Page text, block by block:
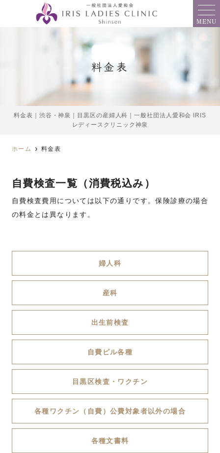
MENU
料金表
料金表｜渋谷・神泉｜目黒区の産婦人科｜一般社団法人愛和会 IRIS
レディースクリニック神泉
ホーム 料金表
自費検査一覧（消費税込み）
自費検査費用については以下の通りです。保険診療の場合
の料金とは異なります。
婦人科
産科
出生前検査
自費ピル各種
目黒区検査・ワクチン
各種ワクチン（自費）公費対象者以外の場合
各種文書料